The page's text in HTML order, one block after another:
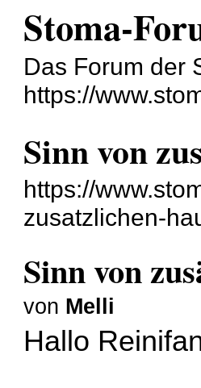
Stoma-
Das Forum der
https://
Sinn von
https://
zusatzlichen-
Sinn von
von Melli
Hallo